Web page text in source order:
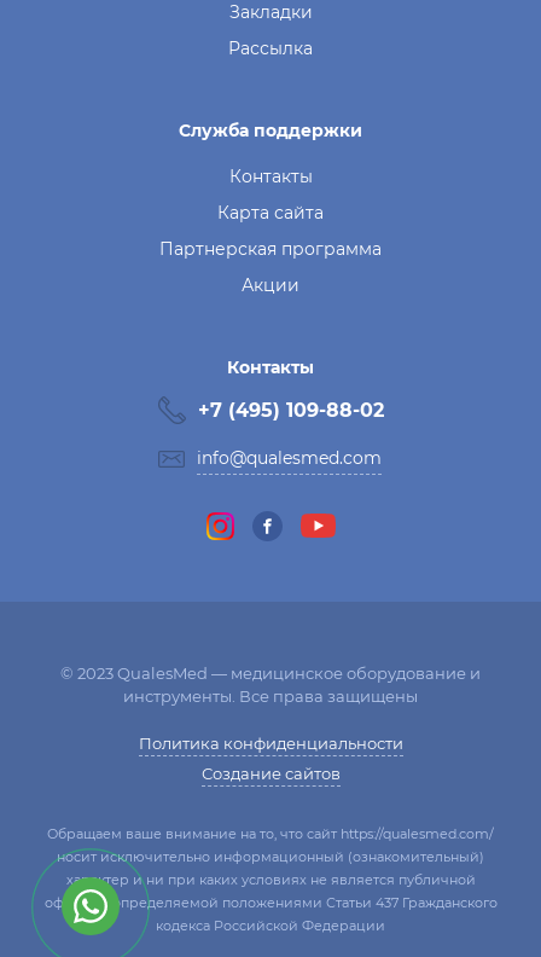
Закладки
Рассылка
Служба поддержки
Контакты
Карта сайта
Партнерская программа
Акции
Контакты
+7 (495) 109-88-02
info@qualesmed.com
© 2023 QualesMed — медицинское оборудование и
инструменты. Все права защищены
Политика конфиденциальности
Создание сайтов
Обращаем ваше внимание на то, что сайт https://qualesmed.com/
носит исключительно информационный (ознакомительный)
характер и ни при каких условиях не является публичной
офертой, определяемой положениями Статьи 437 Гражданского
кодекса Российской Федерации